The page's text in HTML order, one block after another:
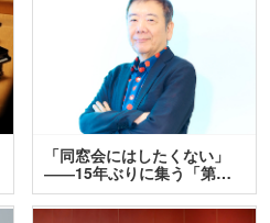
「同窓会にはしたくない」
――15年ぶりに集う「第…